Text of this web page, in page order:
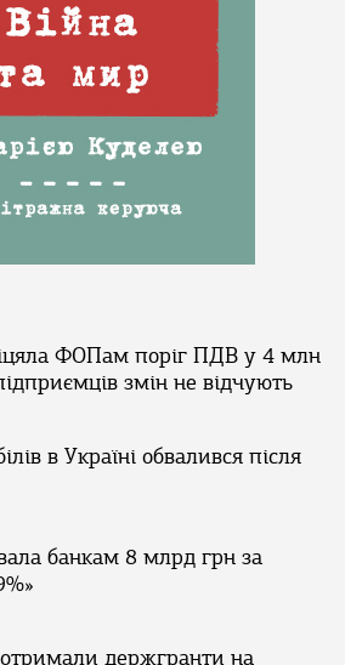
ФОПам поріг ПДВ у 4 млн
змін не відчують
в Україні обвалився після
банкам 8 млрд грн за
держгранти на